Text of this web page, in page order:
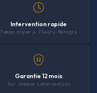
Intervention rapide
Temps moyen à Fleury-Mérogis
12
Garantie 12 mois
Sur chaque intervention